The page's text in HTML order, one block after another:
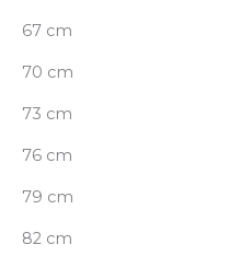
67 cm
70 cm
73 cm
76 cm
79 cm
82 cm